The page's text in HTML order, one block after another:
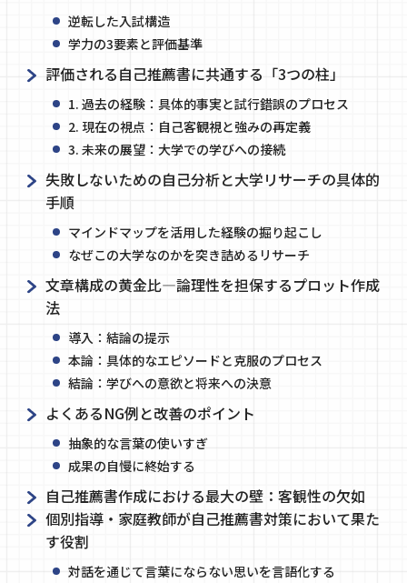
逆転した入試構造
学力の3要素と評価基準
評価される自己推薦書に共通する「3つの柱」
1. 過去の経験：具体的事実と試行錯誤のプロセス
2. 現在の視点：自己客観視と強みの再定義
3. 未来の展望：大学での学びへの接続
失敗しないための自己分析と大学リサーチの具体的
手順
マインドマップを活用した経験の掘り起こし
なぜこの大学なのかを突き詰めるリサーチ
文章構成の黄金比―論理性を担保するプロット作成
法
導入：結論の提示
本論：具体的なエピソードと克服のプロセス
結論：学びへの意欲と将来への決意
よくあるNG例と改善のポイント
抽象的な言葉の使いすぎ
成果の自慢に終始する
自己推薦書作成における最大の壁：客観性の欠如
個別指導・家庭教師が自己推薦書対策において果た
す役割
対話を通じて言葉にならない思いを言語化する